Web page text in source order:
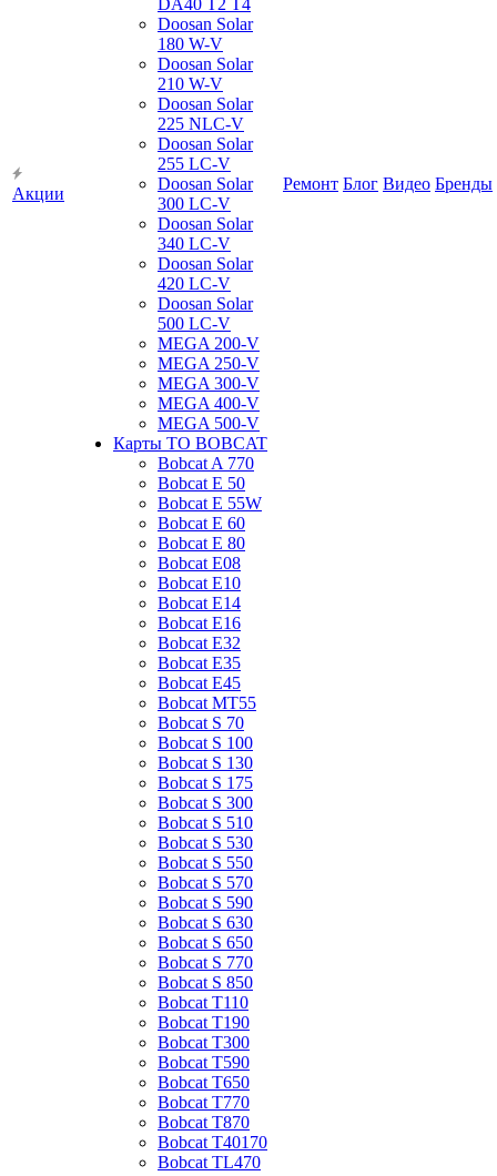
Акции
DA40 T2 T4
Doosan Solar
180 W-V
Doosan Solar
210 W-V
Doosan Solar
225 NLC-V
Doosan Solar
255 LC-V
Doosan Solar
300 LC-V
Doosan Solar
340 LC-V
Doosan Solar
420 LC-V
Doosan Solar
500 LC-V
MEGA 200-V
MEGA 250-V
MEGA 300-V
MEGA 400-V
MEGA 500-V
Карты ТО BOBCAT
Bobcat A 770
Bobcat E 50
Bobcat E 55W
Bobcat E 60
Bobcat E 80
Bobcat E08
Bobcat E10
Bobcat E14
Bobcat E16
Bobcat E32
Bobcat E35
Bobcat E45
Bobcat MT55
Bobcat S 70
Bobcat S 100
Bobcat S 130
Bobcat S 175
Bobcat S 300
Bobcat S 510
Bobcat S 530
Bobcat S 550
Bobcat S 570
Bobcat S 590
Bobcat S 630
Bobcat S 650
Bobcat S 770
Bobcat S 850
Bobcat T110
Bobcat T190
Bobcat T300
Bobcat T590
Bobcat T650
Bobcat T770
Bobcat T870
Bobcat T40170
Bobcat TL470
Ремонт Блог Видео Бренды